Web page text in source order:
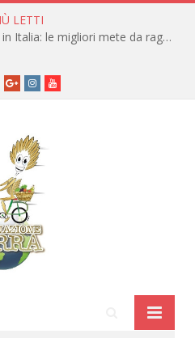
LETTI
Dove fare campeggio libero in Italia: le migliori mete da raggiungere in traghetto
Google+instagramyoutube